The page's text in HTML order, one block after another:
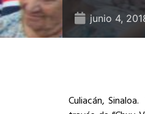
junio 4,
Culiacán,